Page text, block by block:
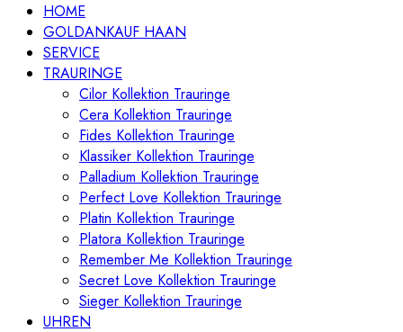
HOME
GOLDANKAUF HAAN
SERVICE
TRAURINGE
Cilor Kollektion Trauringe
Cera Kollektion Trauringe
Fides Kollektion Trauringe
Klassiker Kollektion Trauringe
Palladium Kollektion Trauringe
Perfect Love Kollektion Trauringe
Platin Kollektion Trauringe
Platora Kollektion Trauringe
Remember Me Kollektion Trauringe
Secret Love Kollektion Trauringe
Sieger Kollektion Trauringe
UHREN